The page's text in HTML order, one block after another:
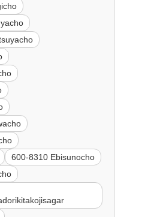
600-8310 Ebisunocho